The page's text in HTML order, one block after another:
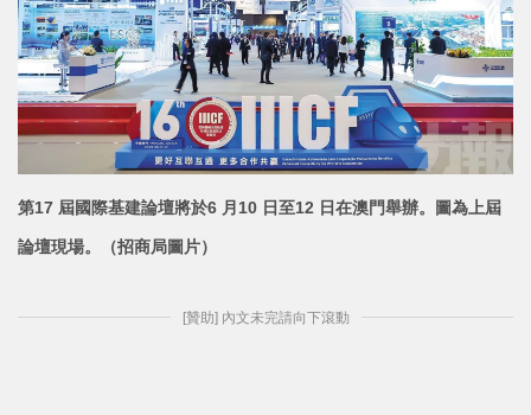
第17 屆國際基建論壇將於6 月10 日至12 日在澳門舉辦。圖為上屆
論壇現場。（招商局圖片）
[贊助] 內文未完請向下滾動